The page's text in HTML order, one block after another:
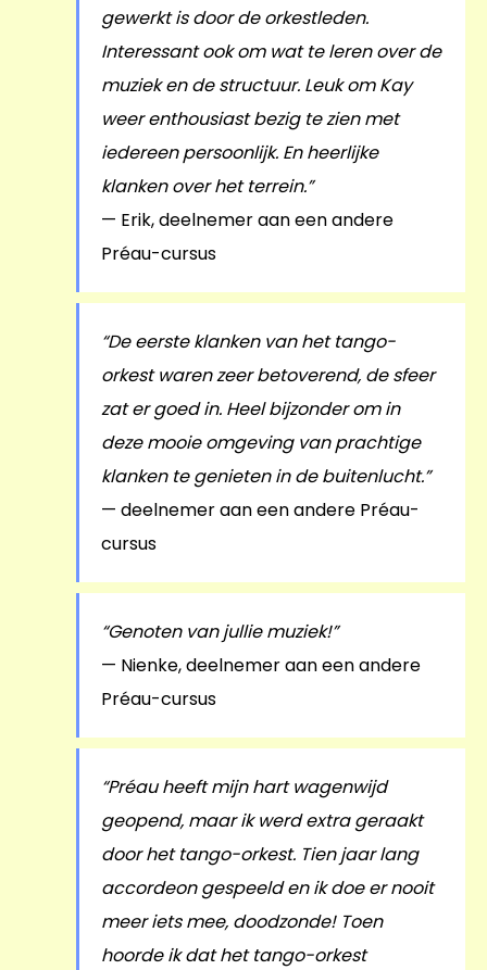
gewerkt is door de orkestleden.
Interessant ook om wat te leren over de
muziek en de structuur. Leuk om Kay
weer enthousiast bezig te zien met
iedereen persoonlijk. En heerlijke
klanken over het terrein.”
— Erik, deelnemer aan een andere
Préau-cursus
“De eerste klanken van het tango-
orkest waren zeer betoverend, de sfeer
zat er goed in. Heel bijzonder om in
deze mooie omgeving van prachtige
klanken te genieten in de buitenlucht.”
— deelnemer aan een andere Préau-
cursus
“Genoten van jullie muziek!”
— Nienke, deelnemer aan een andere
Préau-cursus
“Préau heeft mijn hart wagenwijd
geopend, maar ik werd extra geraakt
door het tango-orkest. Tien jaar lang
accordeon gespeeld en ik doe er nooit
meer iets mee, doodzonde! Toen
hoorde ik dat het tango-orkest